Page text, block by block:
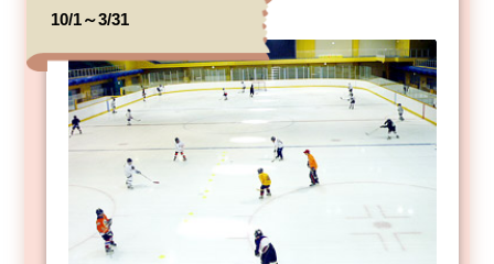
10/1～3/31